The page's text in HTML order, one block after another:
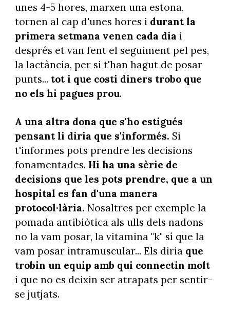
unes 4-5 hores, marxen una estona,
tornen al cap d'unes hores i durant la
primera setmana venen cada dia i
després et van fent el seguiment pel pes,
la lactància, per si t'han hagut de posar
punts... tot i que costi diners trobo que
no els hi pagues prou.
A una altra dona que s'ho estigués
pensant li diria que s'informés. Si
t'informes pots prendre les decisions
fonamentades. Hi ha una sèrie de
decisions que les pots prendre, que a un
hospital es fan d'una manera
protocol·lària. Nosaltres per exemple la
pomada antibiòtica als ulls dels nadons
no la vam posar, la vitamina "k" sí que la
vam posar intramuscular... Els diria que
trobin un equip amb qui connectin molt
i que no es deixin ser atrapats per sentir-
se jutjats.